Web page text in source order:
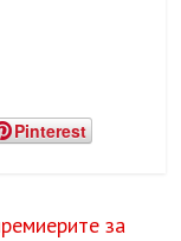
Pinterest
за